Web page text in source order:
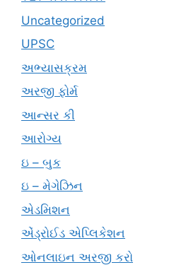
Uncategorized
UPSC
અભ્યાસક્રમ
અરજી ફોર્મ
આન્સર કી
આરોગ્ય
ઇ – બુક
ઇ – મેગેઝિન
એડમિશન
એંડ્રોઈડ એપ્લિકેશન
ઓનલાઇન અરજી કરો